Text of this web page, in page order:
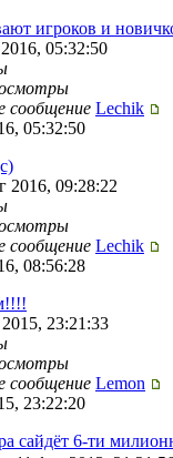
игроков и
05:32:50
сообщение Lechik
05:32:50
2016, 09:28:22
сообщение Lechik
08:56:28
23:21:33
сообщение Lemon
23:22:20
сайдёт 6-ти